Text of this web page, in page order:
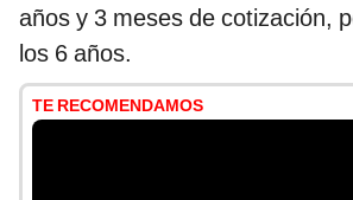
años y 3 meses de cotización,
los 6 años.
TE RECOMENDAMOS